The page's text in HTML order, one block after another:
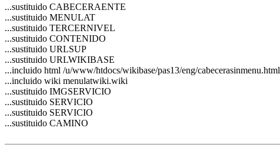
...sustituido CABECERAENTE
...sustituido MENULAT
...sustituido TERCERNIVEL
...sustituido CONTENIDO
...sustituido URLSUP
...sustituido URLWIKIBASE
...incluido html /u/www/htdocs/wikibase/pas13/eng/cabecerasinmenu.html
...incluido wiki menulatwiki.wiki
...sustituido IMGSERVICIO
...sustituido SERVICIO
...sustituido SERVICIO
...sustituido CAMINO